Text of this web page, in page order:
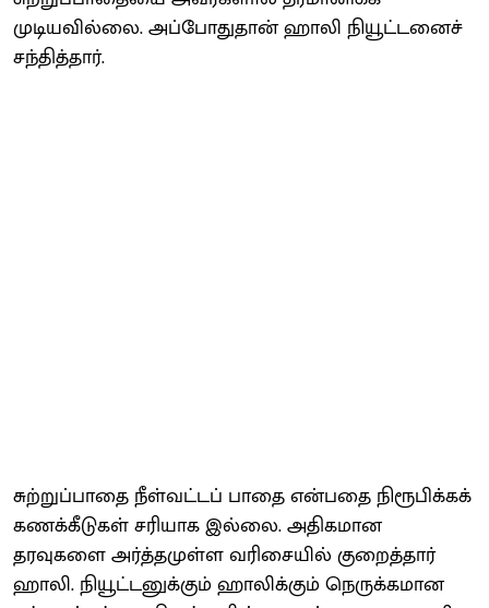
முடியவில்லை. அப்போதுதான் ஹாலி நியூட்டனைச்
சந்தித்தார்.
சுற்றுப்பாதை நீள்வட்டப் பாதை என்பதை நிரூபிக்கக்
கணக்கீடுகள் சரியாக இல்லை. அதிகமான
தரவுகளை அர்த்தமுள்ள வரிசையில் குறைத்தார்
ஹாலி. நியூட்டனுக்கும் ஹாலிக்கும் நெருக்கமான